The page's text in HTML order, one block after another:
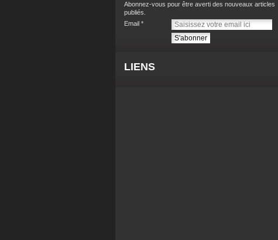
Abonnez-vous pour être averti des nouveaux articles
publiés.
Email
LIENS